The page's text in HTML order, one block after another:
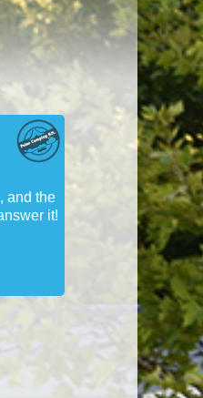
and the
it!